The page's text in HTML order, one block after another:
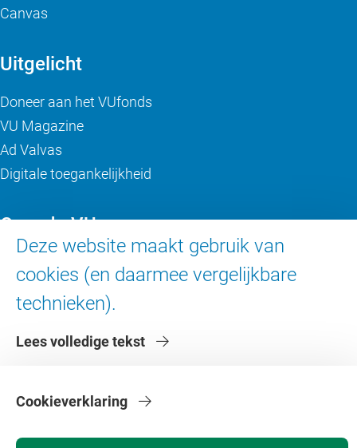
Deze website maakt gebruik van
cookies (en daarmee vergelijkbare
technieken).
Lees volledige tekst
Cookieverklaring
Canvas
Uitgelicht
Doneer aan het VUfonds
VU Magazine
Ad Valvas
Digitale toegankelijkheid
Over de VU
Contact en route
Werken bij de VU
Faculteiten
Diensten